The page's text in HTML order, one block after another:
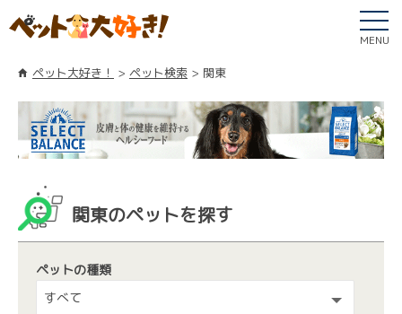
MENU
ペット大好き！ ペット検索 関東
関東のペットを探す
ペットの種類
すべて